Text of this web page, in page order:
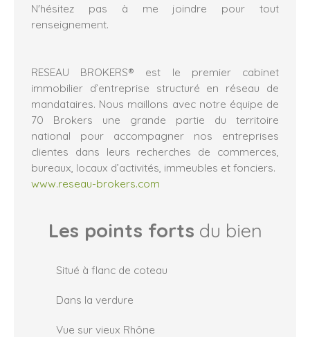
N'hésitez pas à me joindre pour tout
renseignement.
RESEAU BROKERS® est le premier cabinet
immobilier d’entreprise structuré en réseau de
mandataires. Nous maillons avec notre équipe de
70 Brokers une grande partie du territoire
national pour accompagner nos entreprises
clientes dans leurs recherches de commerces,
bureaux, locaux d’activités, immeubles et fonciers.
www.reseau-brokers.com
Les points forts du bien
Situé à flanc de coteau
Dans la verdure
Vue sur vieux Rhône